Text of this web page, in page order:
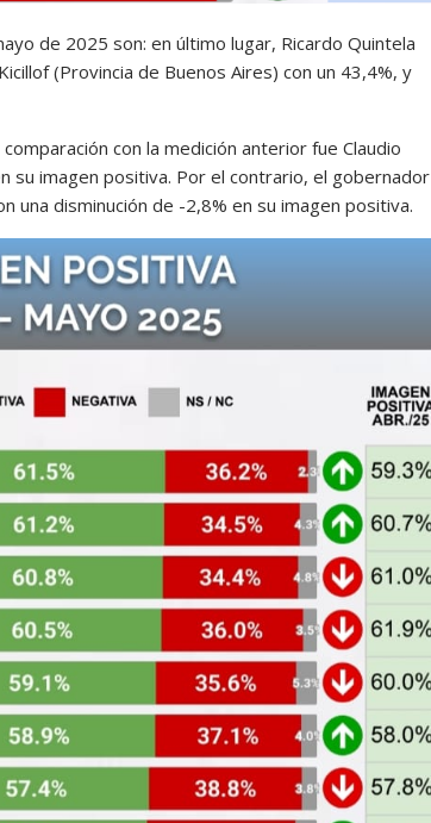
de 2025 son: en último lugar, Ricardo Quintela
(Provincia de Buenos Aires) con un 43,4%, y
con la medición anterior fue Claudio
su imagen positiva. Por el contrario, el gobernador
una disminución de -2,8% en su imagen positiva.